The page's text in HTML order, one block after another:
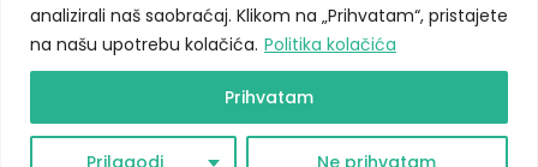
analizirali naš saobraćaj. Klikom na „Prihvatam“, pristajete
na našu upotrebu kolačića. Politika kolačića
Prilagodi Ne prihvatam
Prihvatam